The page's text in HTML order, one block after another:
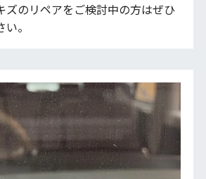
ズのリペアをご検討中の方はぜひ
。